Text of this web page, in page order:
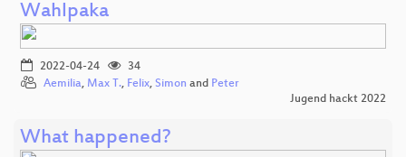
Wahlpaka
2022-04-24
34
Aemilia, Max T., Felix, Simon and Peter
Jugend hackt 2022
What happened?